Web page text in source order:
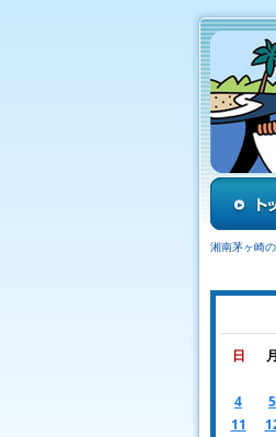
湘南茅ヶ崎
日 月
4
5
11